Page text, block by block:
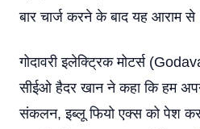
बार चार्ज करने के बाद यह आराम
गोदावरी इलेक्ट्रिक मोटर्स
सीईओ हैदर खान ने कहा कि हम
संकलन, इब्लू फियो एक्स को पेश